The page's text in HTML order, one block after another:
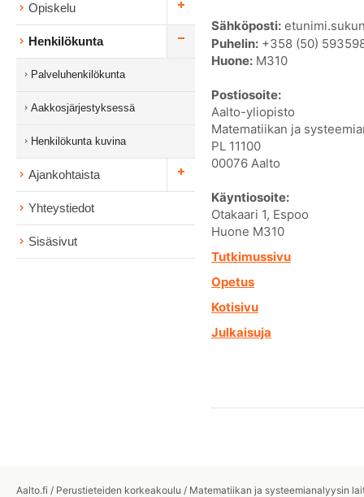
Opiskelu
Henkilökunta
Palveluhenkilökunta
Aakkosjärjestyksessä
Henkilökunta kuvina
Ajankohtaista
Yhteystiedot
Sisäsivut
Sähköposti:
Puhelin: +358 (50)
Huone: M310
Postiosoite:
Aalto-yliopisto
Matematiikan ja
PL 11100
00076 Aalto
Käyntiosoite:
Otakaari 1, Espoo
Huone M310
Tutkimussivu
Opetus
Kotisivu
Julkaisuja
Aalto.fi / Perustieteiden korkeakoulu / Matematiikan ja systeemianalyysin